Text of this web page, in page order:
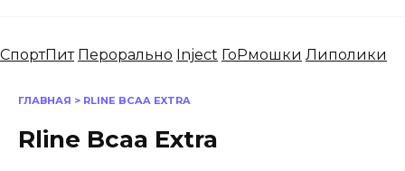
СпортПит Перорально Inject ГоРмошки Липолики
ГЛАВНАЯ > RLINE BCAA EXTRA
Rline Bcaa Extra